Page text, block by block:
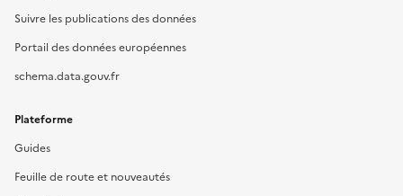
Suivre les publications des données
Portail des données européennes
schema.data.gouv.fr
Plateforme
Guides
Feuille de route et nouveautés